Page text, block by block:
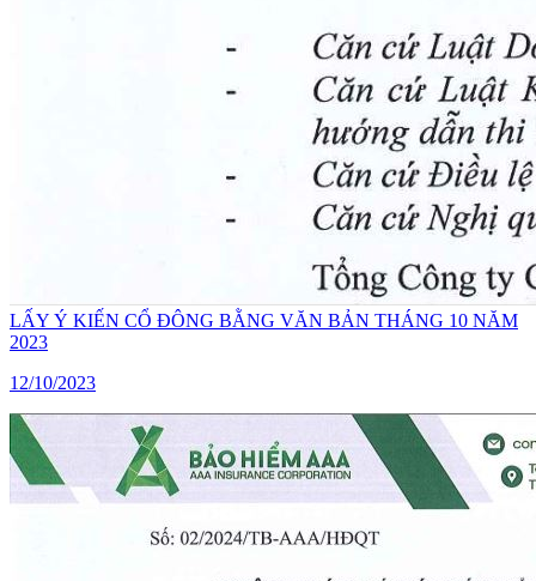
LẤY Ý KIẾN CỔ ĐÔNG BẰNG VĂN BẢN THÁNG 10 NĂM
2023
12/10/2023